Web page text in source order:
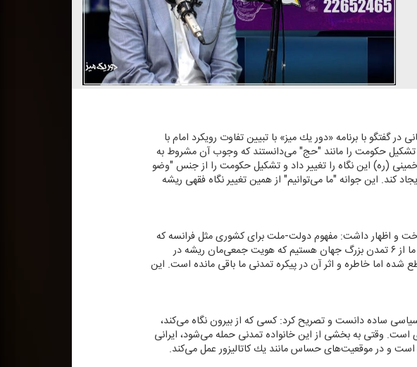
گفتگو با برنامه «دور یك میز» با تبیین تفاوت رویكرد امام با
تشكیل حكومت را مانند "حج" می‌دانستند كه وجوب آن مشروط به
(ره) این نگاه را تغییر داد و تشكیل حكومت را از جنس "وضو
كند. این جوانه "ما می‌توانیم" از همین تغییر نگاه فقهی ریشه
و اظهار داشت: مفهوم دولت-ملت برای كشوری مثل فرانسه كه
محصول قراردادهای متأخر است، كفایت می‌كند، اما برای ایران خیر. ایران یك "ملت-تمدن" است. ما از ۶ تمدن بزرگ جهان هستیم كه هویت جمعی‌مان ریشه در
اما خاطره و اثر آن در پیكره تمدنی ما باقی مانده است. این
ساده دانست و تصریح كرد: كسی كه از بیرون نگاه می‌كند،
وقتی به بخشی از این خانواده تمدنی حمله می‌شود، ایرانی
است و در موقعیت‌های حساس مانند یك كاتالیزور عمل می‌كند.